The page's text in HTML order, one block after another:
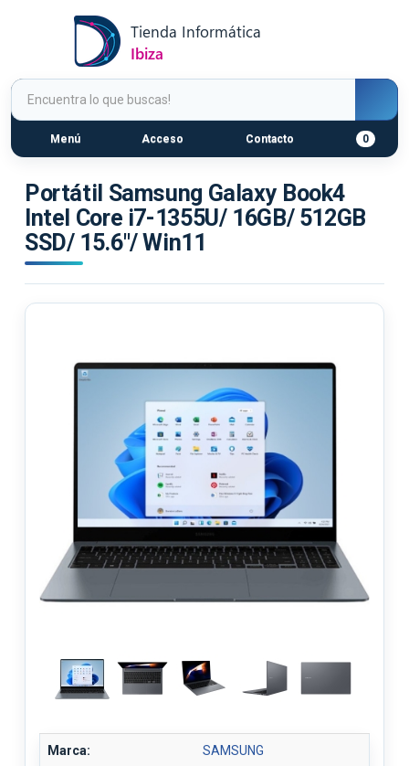
Menú Acceso Contacto 0
Portátil Samsung Galaxy Book4
Intel Core i7-1355U/ 16GB/ 512GB
SSD/ 15.6"/ Win11
Marca: SAMSUNG